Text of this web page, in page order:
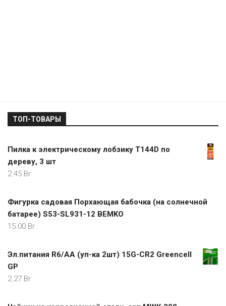
ТОП-ТОВАРЫ
Пилка к электрическому лобзику T144D по
дереву, 3 шт
2.45 Br
Фигурка садовая Порхающая бабочка (на солнечной
батарее) S53-SL931-12 BEMKO
15.00 Br
Эл.питания R6/AA (уп-ка 2шт) 15G-CR2 Greencell
GP
2.27 Br